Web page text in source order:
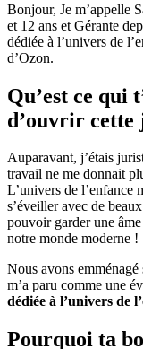
Bonjour, Je m’appelle
et 12 ans et Gérante
dédiée à l’univers de
d’Ozon.
Qu’est ce qui
d’ouvrir cette
Auparavant, j’étais
travail ne me donnait
L’univers de l’enfance
s’éveiller avec de
pouvoir garder une
notre monde moderne !
Nous avons
m’a paru comme une
dédiée à l’univers de
Pourquoi ta